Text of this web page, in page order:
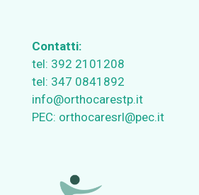
Contatti:
tel: 392 2101208
tel: 347 0841892
info@orthocarestp.it
PEC: orthocaresrl@pec.it